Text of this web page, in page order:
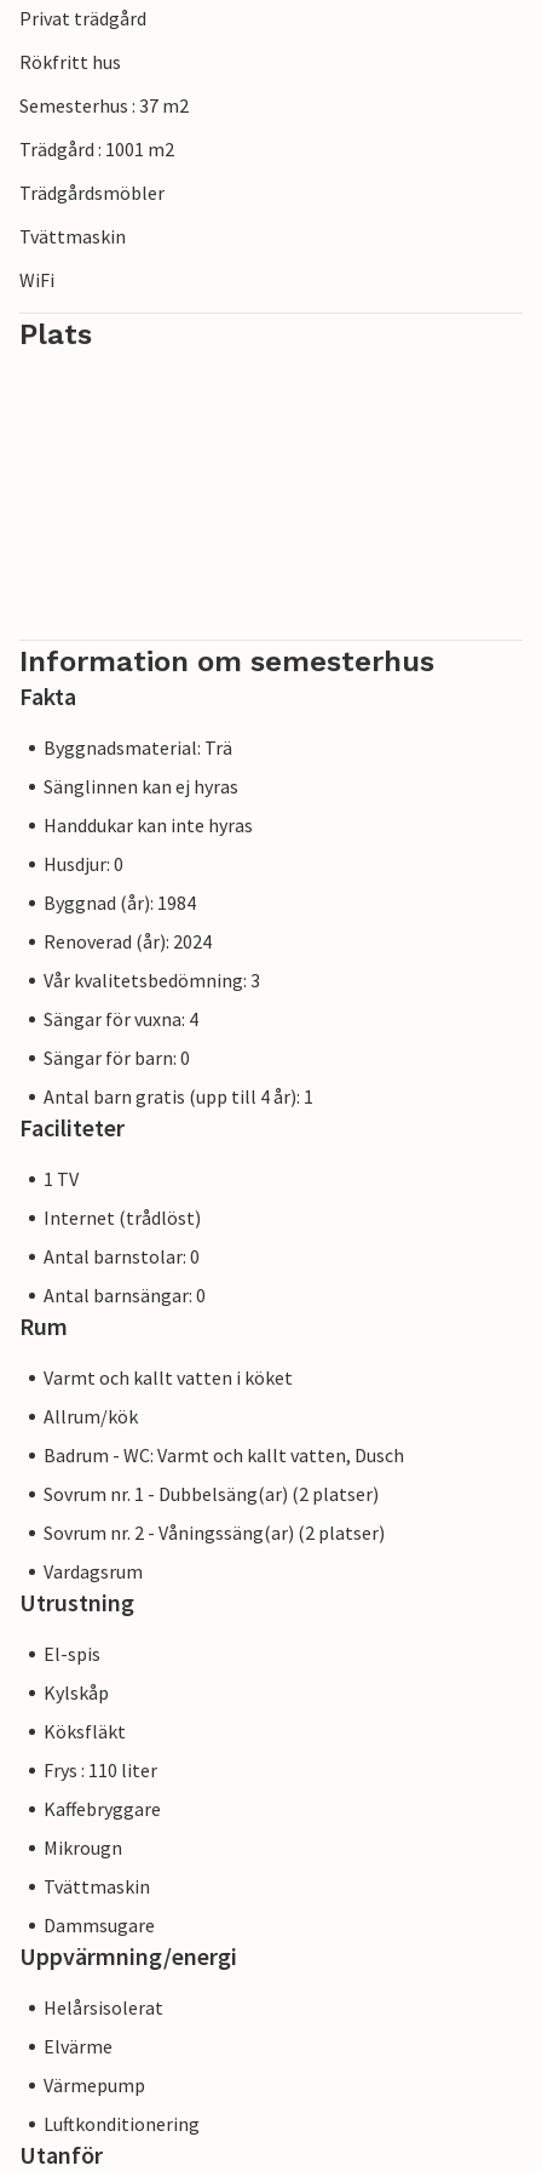
Privat trädgård
Rökfritt hus
Semesterhus : 37 m2
Trädgård : 1001 m2
Trädgårdsmöbler
Tvättmaskin
WiFi
Plats
Information om semesterhus
Fakta
Byggnadsmaterial: Trä
Sänglinnen kan ej hyras
Handdukar kan inte hyras
Husdjur: 0
Byggnad (år): 1984
Renoverad (år): 2024
Vår kvalitetsbedömning: 3
Sängar för vuxna: 4
Sängar för barn: 0
Antal barn gratis (upp till 4 år): 1
Faciliteter
1 TV
Internet (trådlöst)
Antal barnstolar: 0
Antal barnsängar: 0
Rum
Varmt och kallt vatten i köket
Allrum/kök
Badrum - WC: Varmt och kallt vatten, Dusch
Sovrum nr. 1 - Dubbelsäng(ar) (2 platser)
Sovrum nr. 2 - Våningssäng(ar) (2 platser)
Vardagsrum
Utrustning
El-spis
Kylskåp
Köksfläkt
Frys : 110 liter
Kaffebryggare
Mikrougn
Tvättmaskin
Dammsugare
Uppvärmning/energi
Helårsisolerat
Elvärme
Värmepump
Luftkonditionering
Utanför